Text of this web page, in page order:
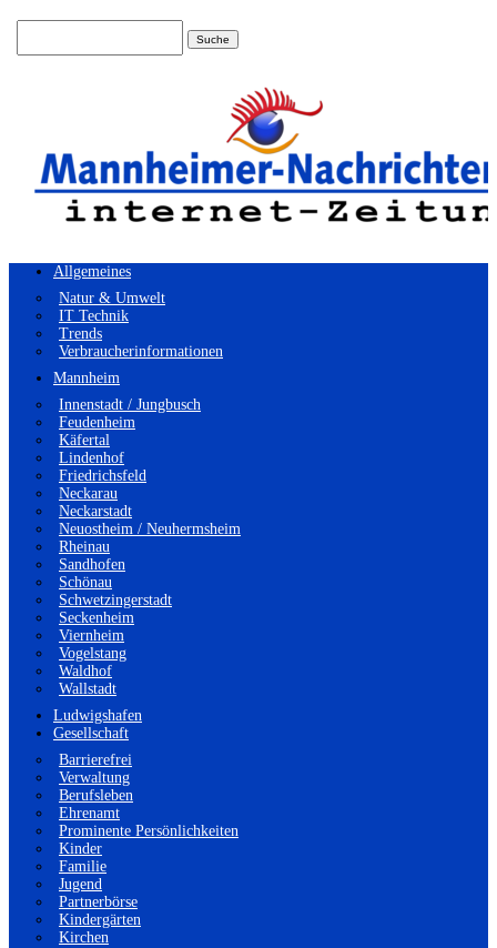
Allgemeines
Natur & Umwelt
IT Technik
Trends
Verbraucherinformationen
Mannheim
Innenstadt / Jungbusch
Feudenheim
Käfertal
Lindenhof
Friedrichsfeld
Neckarau
Neckarstadt
Neuostheim / Neuhermsheim
Rheinau
Sandhofen
Schönau
Schwetzingerstadt
Seckenheim
Viernheim
Vogelstang
Waldhof
Wallstadt
Ludwigshafen
Gesellschaft
Barrierefrei
Verwaltung
Berufsleben
Ehrenamt
Prominente Persönlichkeiten
Kinder
Familie
Jugend
Partnerbörse
Kindergärten
Kirchen